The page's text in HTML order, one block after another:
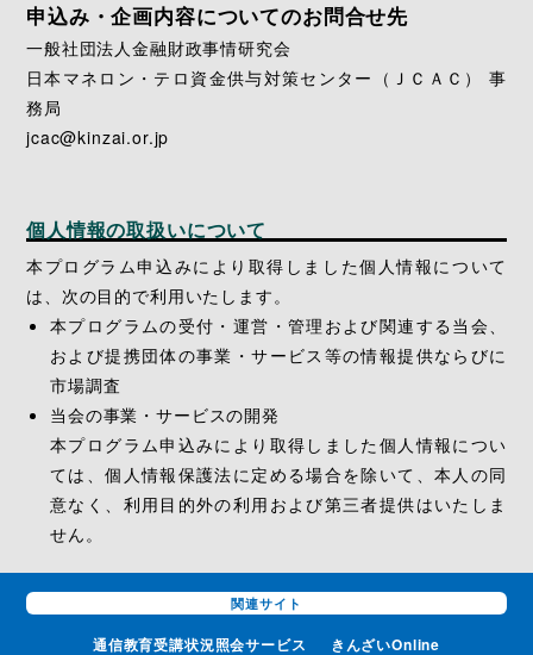
申込み・企画内容についてのお問合せ先
一般社団法人金融財政事情研究会
日本マネロン・テロ資金供与対策センター（ＪＣＡＣ） 事
務局
jcac@kinzai.or.jp
個人情報の取扱いについて
本プログラム申込みにより取得しました個人情報について
は、次の目的で利用いたします。
本プログラムの受付・運営・管理および関連する当会、
および提携団体の事業・サービス等の情報提供ならびに
市場調査
当会の事業・サービスの開発
本プログラム申込みにより取得しました個人情報につい
ては、個人情報保護法に定める場合を除いて、本人の同
意なく、利用目的外の利用および第三者提供はいたしま
せん。
関連サイト
通信教育受講状況照会サービス きんざいOnline